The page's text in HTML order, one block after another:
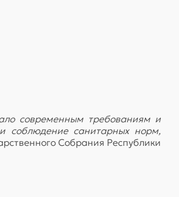
современным требованиям и
соблюдение санитарных норм,
Собрания Республики